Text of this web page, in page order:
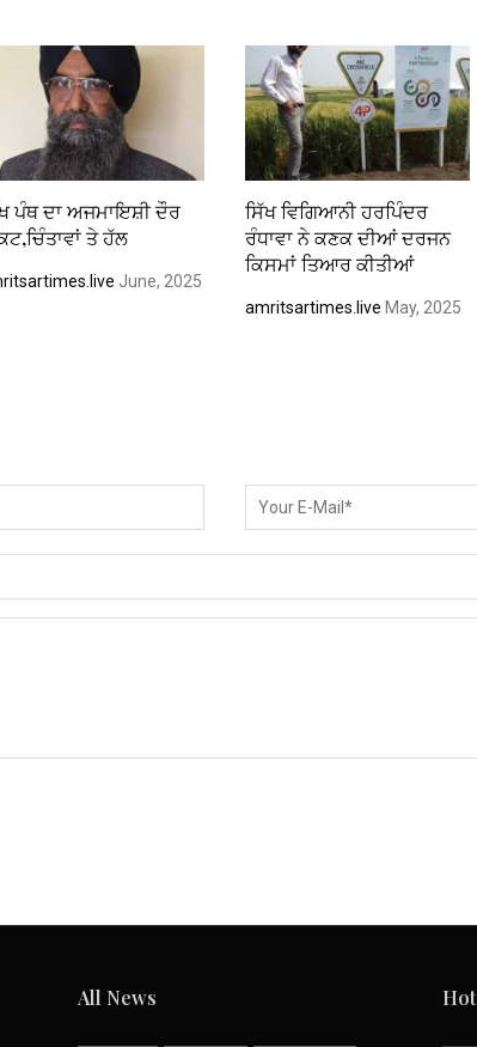
ਪੰਥ ਦਾ ਅਜਮਾਇਸ਼ੀ ਦੌਰ
ਤੇ ਹੱਲ
June, 2025
ਸਿੱਖ ਵਿਗਿਆਨੀ ਹਰਪਿੰਦਰ
ਰੰਧਾਵਾ ਨੇ ਕਣਕ ਦੀਆਂ ਦਰਜਨ
ਕਿਸਮਾਂ ਤਿਆਰ ਕੀਤੀਆਂ
amritsartimes.live May, 2025
All News